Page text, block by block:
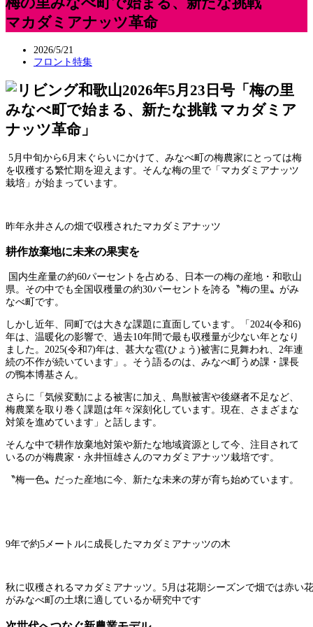
マカダミアナッツ革命
2026/5/21
フロント特集
5月中旬から6月末ぐらいにかけて、みなべ町の梅農家にとっては梅
を収穫する繁忙期を迎えます。そんな梅の里で「マカダミアナッツ
栽培」が始まっています。
昨年永井さんの畑で収穫されたマカダミアナッツ
耕作放棄地に未来の果実を
国内生産量の約60パーセントを占める、日本一の梅の産地・和歌山
県。その中でも全国収穫量の約30パーセントを誇る〝梅の里〟がみ
なべ町です。
しかし近年、同町では大きな課題に直面しています。「2024(令和6)
年は、温暖化の影響で、過去10年間で最も収穫量が少ない年となり
ました。2025(令和7)年は、甚大な雹(ひょう)被害に見舞われ、2年連
続の不作が続いています」。そう語るのは、みなべ町うめ課・課長
の鴨本博基さん。
さらに「気候変動による被害に加え、鳥獣被害や後継者不足など、
梅農業を取り巻く課題は年々深刻化しています。現在、さまざまな
対策を進めています」と話します。
そんな中で耕作放棄地対策や新たな地域資源として今、注目されて
いるのが梅農家・永井恒雄さんのマカダミアナッツ栽培です。
〝梅一色〟だった産地に今、新たな未来の芽が育ち始めています。
9年で約5メートルに成長したマカダミアナッツの木
秋に収穫されるマカダミアナッツ。5月は花期シーズンで畑では赤い
がみなべ町の土壌に適しているか研究中です